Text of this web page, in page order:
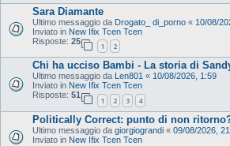
Sara Diamante
Ultimo messaggio da Drogato_ di_porno « 10/08/
Inviato in New Ifix Tcen Tcen
Risposte: 25
1 2
Chi ha ucciso Bambi - La storia di
Ultimo messaggio da Len801 « 10/08/2026, 1:59
Inviato in New Ifix Tcen Tcen
Risposte: 51
1 2 3 4
Politically Correct: punto di non
Ultimo messaggio da giorgiograndi « 09/08/2026,
Inviato in New Ifix Tcen Tcen